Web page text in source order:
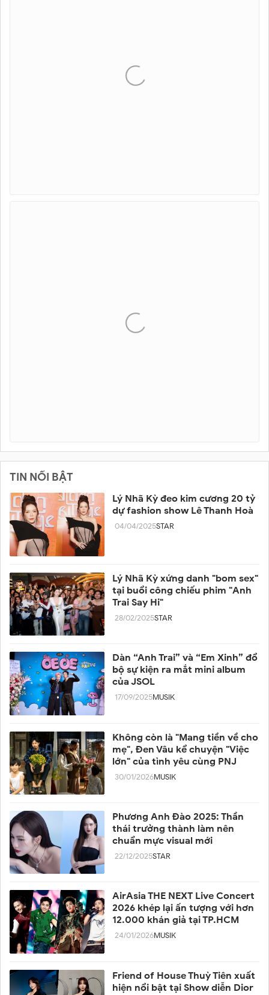
TIN NỔI BẬT
Lý Nhã Kỳ đeo kim cương 20 tỷ
dự fashion show Lê Thanh Hoà
04/04/2025STAR
Lý Nhã Kỳ xứng danh "bom sex"
tại buổi công chiếu phim "Anh
Trai Say Hi"
28/02/2025STAR
Dàn “Anh Trai” và “Em Xinh” đổ
bộ sự kiện ra mắt mini album
của JSOL
17/09/2025MUSIK
Không còn là "Mang tiền về cho
mẹ", Đen Vâu kể chuyện "Việc
lớn" của tình yêu cùng PNJ
30/01/2026MUSIK
Phương Anh Đào 2025: Thần
thái trưởng thành làm nên
chuẩn mực visual mới
22/12/2025STAR
AirAsia THE NEXT Live Concert
2026 khép lại ấn tượng với hơn
12.000 khán giả tại TP.HCM
24/01/2026MUSIK
Friend of House Thuỳ Tiên xuất
hiện nổi bật tại Show diễn Dior